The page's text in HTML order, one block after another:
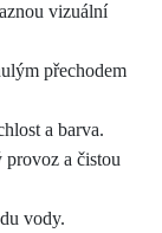
vizuální
přechodem
a barva.
a čistou
vody.